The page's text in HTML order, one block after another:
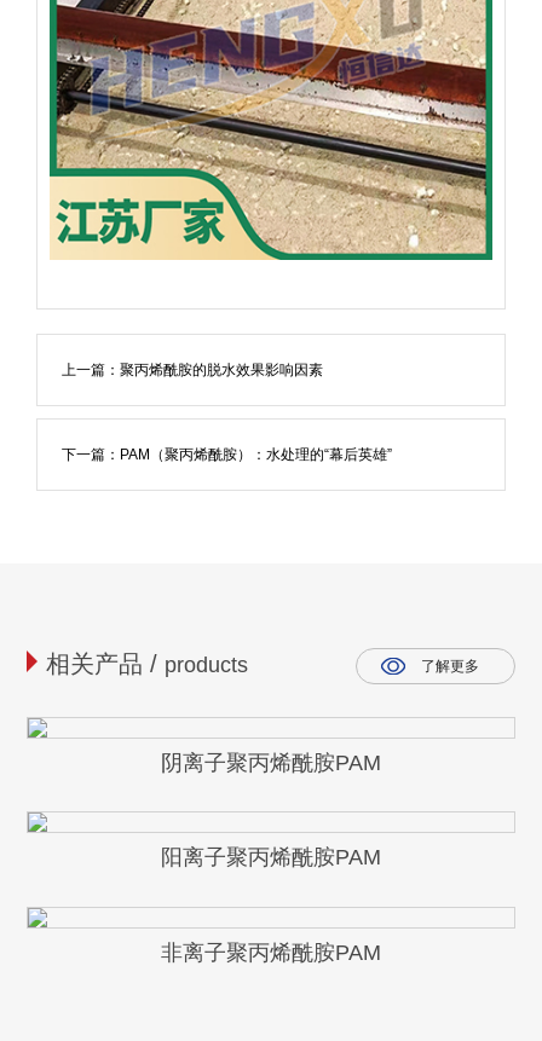
上一篇：聚丙烯酰胺的脱水效果影响因素
下一篇： PAM（聚丙烯酰胺）：水处理的“幕后英雄”
相关产品 / products 了解更多
阴离子聚丙烯酰胺PAM
阳离子聚丙烯酰胺PAM
非离子聚丙烯酰胺PAM